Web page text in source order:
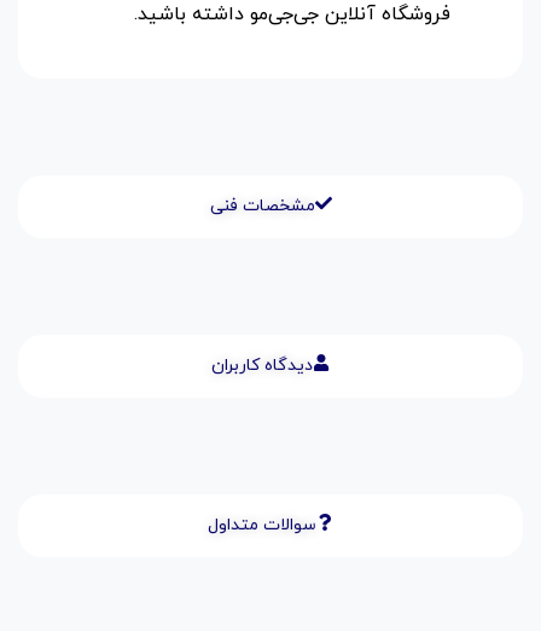
مشخصات فنی
دیدگاه کاربران
سوالات متداول
فروشگاه آنلاین جی‌جی‌مو داشته باشید.